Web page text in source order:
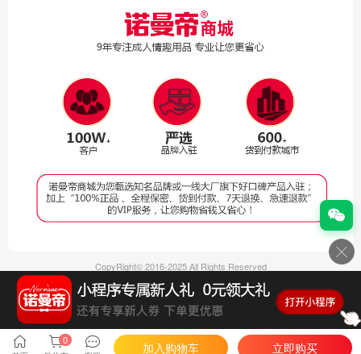
CopyRight© 2016-2025 All Rights Reserved
深圳市罗曼尼电子商务有限公司版权所有
ICP备案号：粤ICP备2023029922号-5
第二类医疗器械经营备案凭证:粤深药监械经营备20241962号
医疗器械网络销售备案:粤深械网备202406060002号
0
加入购物车 立即购买